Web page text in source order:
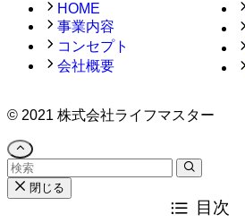
HOME
事業内容
コンセプト
会社概要
© 2021 株式会社ライフマスター
閉じる
目次